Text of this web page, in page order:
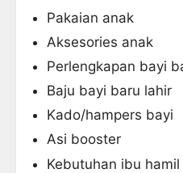
Pakaian anak
Aksesories anak
Perlengkapan bayi
Baju bayi baru lahir
Kado/hampers bayi
Asi booster
Kebutuhan ibu